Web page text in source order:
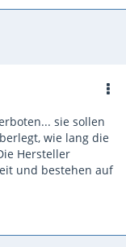
sie sollen
wie lang die
Hersteller
und bestehen auf